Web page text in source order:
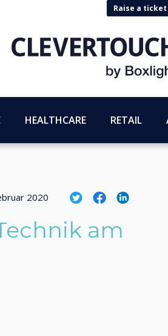
Raise a ticket
HEALTHCARE RETAIL
2020
am